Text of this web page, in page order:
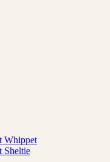
Whippet
Sheltie